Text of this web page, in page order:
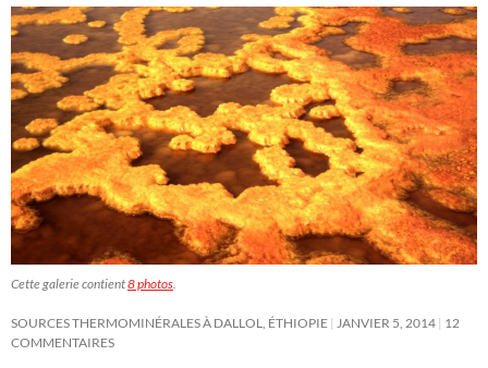
Cette galerie contient8 photos
SOURCES THERMOMINÉRALES À DALLOL, ÉTHIOPIE JANVIER 5, 2014 12
COMMENTAIRES